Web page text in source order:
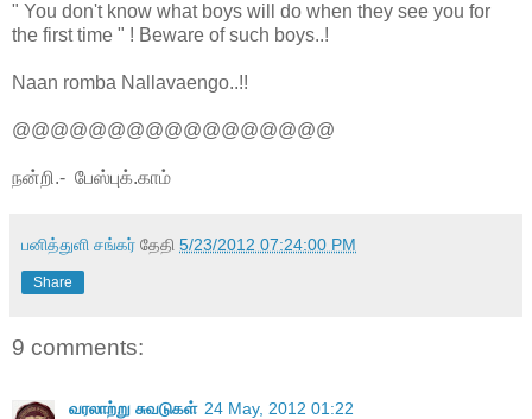
" You don't know what boys will do when they see you for
the first time " ! Beware of such boys..!
Naan romba Nallavaengo..!!
@@@@@@@@@@@@@@@@@
நன்றி.- பேஸ்புக்.காம்
பனித்துளி சங்கர் தேதி 5/23/2012 07:24:00 PM
Share
9 comments:
வரலாற்று சுவடுகள் 24 May, 2012 01:22